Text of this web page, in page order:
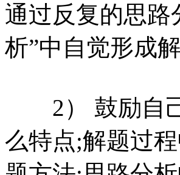
通过反复的思路
析”中自觉形成
2） 鼓励自己
么特点;解题过